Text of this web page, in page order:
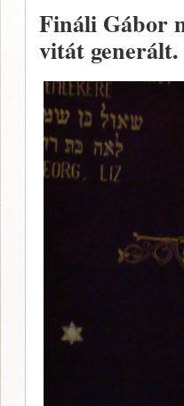
Fináli Gábor
vitát